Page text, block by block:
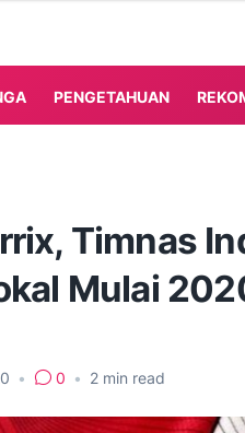
PENGETAHUAN
Timnas
Mulai
• 0 • 2 min read